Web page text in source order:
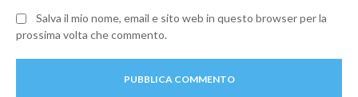
Salva il mio nome, email e sito web in questo browser per la
prossima volta che commento.